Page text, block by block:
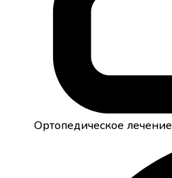
Ортопедическое лечение